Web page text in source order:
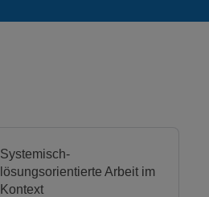
Systemisch-
lösungsorientierte Arbeit im
Kontext